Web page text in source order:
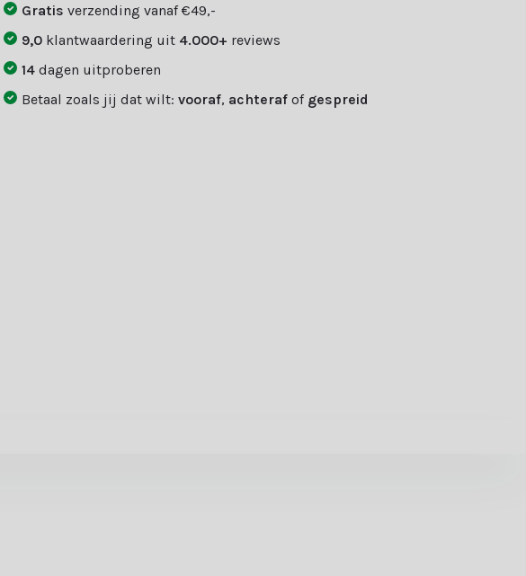
Gratisverzending vanaf €49,-
9,0 klantwaardering uit 4.000+ reviews
14dagen uitproberen
Betaal zoals jij dat wilt:vooraf, achteraf of gespreid